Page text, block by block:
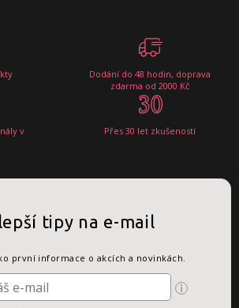
Dodání do 48 hodin, doprava
zdarma od 2000 Kč
v
Přes 30 let zkušeností
tipy na e-mail
první informace o akcích a novinkách.